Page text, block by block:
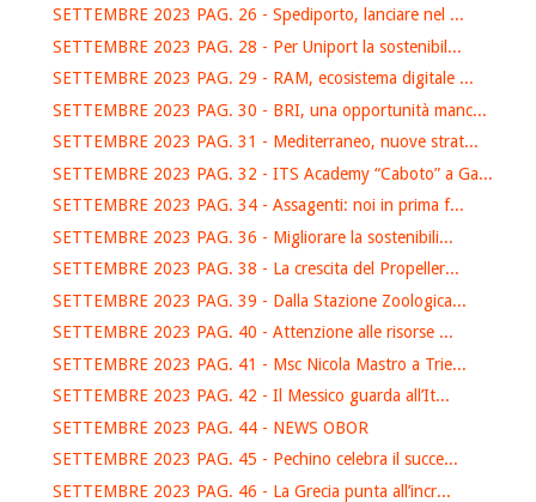
SETTEMBRE 2023 PAG. 26 - Spediporto, lanciare nel ...
SETTEMBRE 2023 PAG. 28 - Per Uniport la sostenibil...
SETTEMBRE 2023 PAG. 29 - RAM, ecosistema digitale ...
SETTEMBRE 2023 PAG. 30 - BRI, una opportunità manc...
SETTEMBRE 2023 PAG. 31 - Mediterraneo, nuove strat...
SETTEMBRE 2023 PAG. 32 - ITS Academy “Caboto” a Ga...
SETTEMBRE 2023 PAG. 34 - Assagenti: noi in prima f...
SETTEMBRE 2023 PAG. 36 - Migliorare la sostenibili...
SETTEMBRE 2023 PAG. 38 - La crescita del Propeller...
SETTEMBRE 2023 PAG. 39 - Dalla Stazione Zoologica...
SETTEMBRE 2023 PAG. 40 - Attenzione alle risorse ...
SETTEMBRE 2023 PAG. 41 - Msc Nicola Mastro a Trie...
SETTEMBRE 2023 PAG. 42 - Il Messico guarda all’It...
SETTEMBRE 2023 PAG. 44 - NEWS OBOR
SETTEMBRE 2023 PAG. 45 - Pechino celebra il succe...
SETTEMBRE 2023 PAG. 46 - La Grecia punta all’incr...